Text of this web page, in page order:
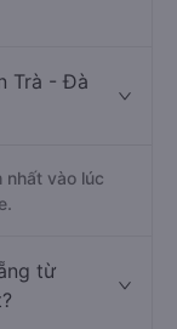
Trà - Đà
nhất vào lúc
từ